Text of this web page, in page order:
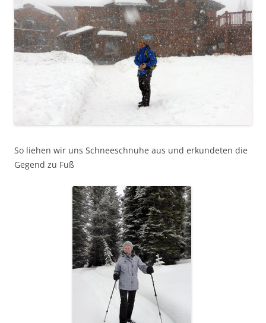
So liehen wir uns Schneeschnuhe aus und erkundeten die
Gegend zu Fuß